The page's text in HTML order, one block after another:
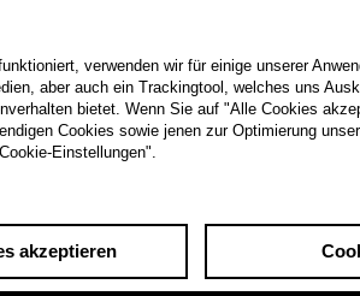
verwenden wir für einige unserer
aber auch ein Trackingtool, welches uns
bietet. Wenn Sie auf "Alle Cookies
Cookies sowie jenen zur Optimierung
Einstellungen".
akzeptieren